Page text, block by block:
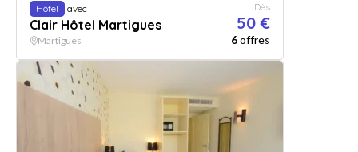
Hôtel avec
Clair Hôtel Martigues
Dès
50 €
Martigues 6offres